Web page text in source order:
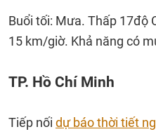
Buổi tối: Mưa. Thấp 17độ
15 km/giờ. Khả năng có
TP. Hồ Chí Minh
Tiếp nối dự báo thời tiết